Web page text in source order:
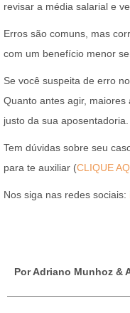
revisar a média salarial e
Erros são comuns, mas
com um benefício menor
Se você suspeita de erro
Quanto antes agir,
justo da sua aposentadoria.
Tem dúvidas sobre seu
para te auxiliar (CLIQUE
Nos siga nas redes sociais:
Por Adriano Munhoz &